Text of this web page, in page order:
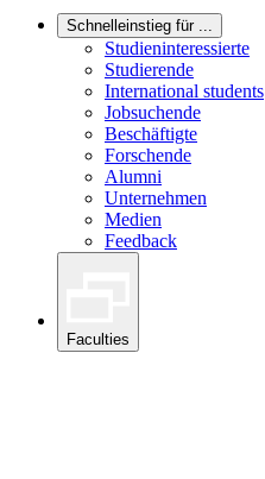
Schnelleinstieg für ...
Studieninteressierte
Studierende
International students
Jobsuchende
Beschäftigte
Forschende
Alumni
Unternehmen
Medien
Feedback
Faculties